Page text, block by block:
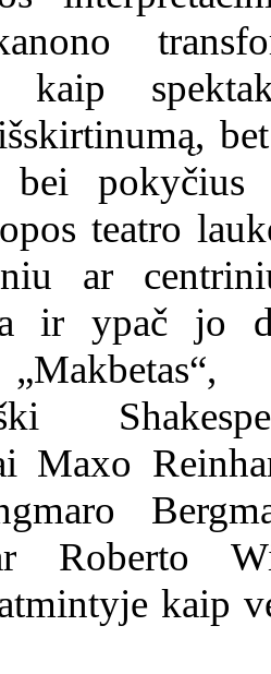
kaip
bei pokyčius
teatro
ar
ir ypač jo
Maxo
Roberto
kaip